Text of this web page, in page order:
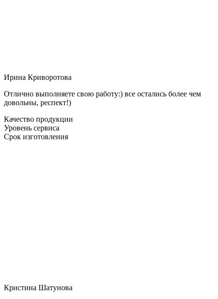
Ирина Криворотова
Отлично выполняете свою работу:) все остались более чем
довольны, респект!)
Качество продукции
Уровень сервиса
Срок изготовления
Кристина Шатунова